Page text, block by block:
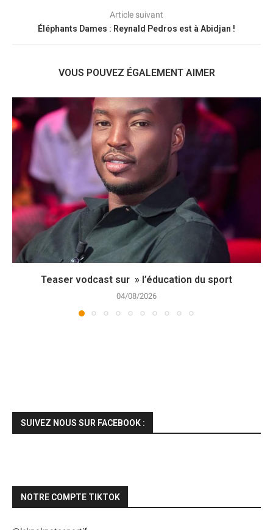
Article suivant
Éléphants Dames : Reynald Pedros est à Abidjan !
VOUS POUVEZ ÉGALEMENT AIMER
Teaser vodcast sur » l’éducation du sport
04/08/2026
SUIVEZ NOUS SUR FACEBOOK :
NOTRE COMPTE TIKTOK